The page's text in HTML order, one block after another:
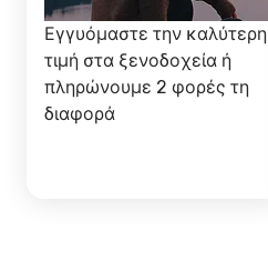
Εγγυόμαστε την καλύτερη
τιμή στα ξενοδοχεία ή
πληρώνουμε 2 φορές τη
διαφορά